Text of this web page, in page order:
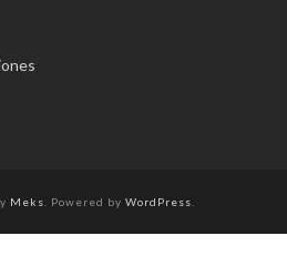
Meks . Powered by WordPress